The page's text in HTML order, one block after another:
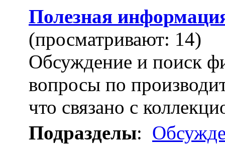
Полезная
(просматривают: 14)
Обсуждение и поиск
вопросы по
что связано с
Подразделы: